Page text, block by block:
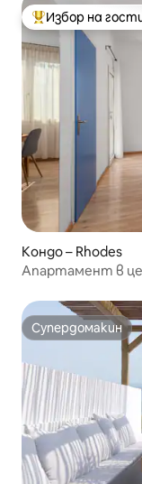
Най-популярен
Избор на
Кондо – Rhodes
Апартамент в
Супердомакин
Супердомакин